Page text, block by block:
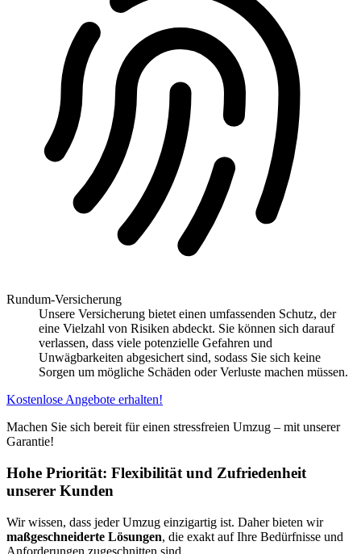
Rundum-Versicherung
Unsere Versicherung bietet einen umfassenden Schutz, der
eine Vielzahl von Risiken abdeckt. Sie können sich darauf
verlassen, dass viele potenzielle Gefahren und
Unwägbarkeiten abgesichert sind, sodass Sie sich keine
Sorgen um mögliche Schäden oder Verluste machen müssen.
Kostenlose Angebote erhalten!
Machen Sie sich bereit für einen stressfreien Umzug – mit unserer
Garantie!
Hohe Priorität: Flexibilität und Zufriedenheit
unserer Kunden
Wir wissen, dass jeder Umzug einzigartig ist. Daher bieten wir
maßgeschneiderte Lösungen, die exakt auf Ihre Bedürfnisse und
Anforderungen zugeschnitten sind.